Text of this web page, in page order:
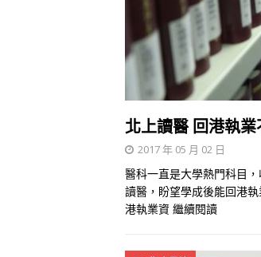
北上讀醫 回港執
2017 年 05 月 02 日
醫科一直是大學熱門科目
讀醫，盼望學成後能回港
港執業資 繼續閱讀